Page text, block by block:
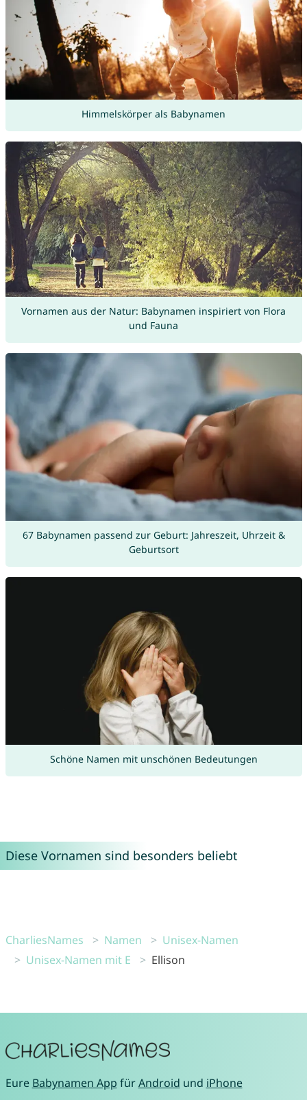
Himmelskörper als Babynamen
Vornamen aus der Natur: Babynamen inspiriert von Flora
und Fauna
67 Babynamen passend zur Geburt: Jahreszeit, Uhrzeit &
Geburtsort
Schöne Namen mit unschönen Bedeutungen
Diese Vornamen sind besonders beliebt
CharliesNames Namen
Unisex-Namen
Unisex-Namen mit E
Ellison
Eure Babynamen App fürAndroid und iPhone